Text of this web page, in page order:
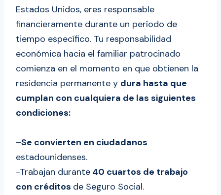
Estados Unidos, eres responsable
financieramente durante un período de
tiempo específico. Tu responsabilidad
económica hacia el familiar patrocinado
comienza en el momento en que obtienen la
residencia permanente y dura hasta que
cumplan con cualquiera de las siguientes
condiciones:
–Se convierten en ciudadanos
estadounidenses.
-Trabajan durante 40 cuartos de trabajo
con créditos de Seguro Social.